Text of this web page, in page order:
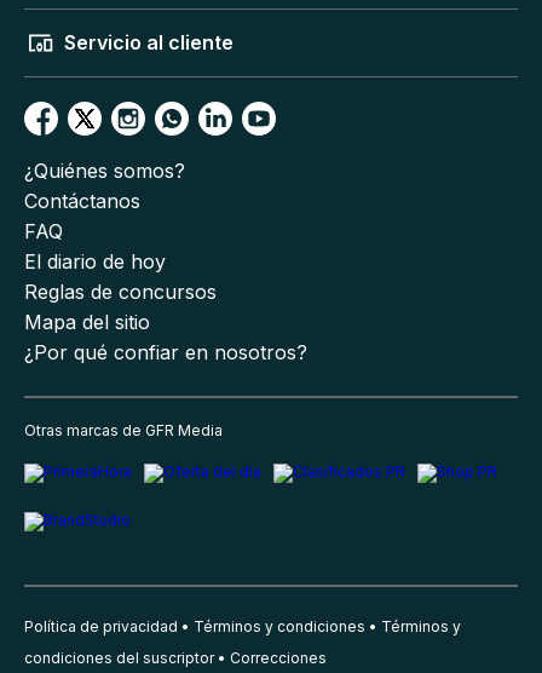
Servicio al cliente
¿Quiénes somos?
Contáctanos
FAQ
El diario de hoy
Reglas de concursos
Mapa del sitio
¿Por qué confiar en nosotros?
Otras marcas de GFR Media
Política de privacidad Términos y condiciones
Términos y
condiciones del suscriptor
Correcciones